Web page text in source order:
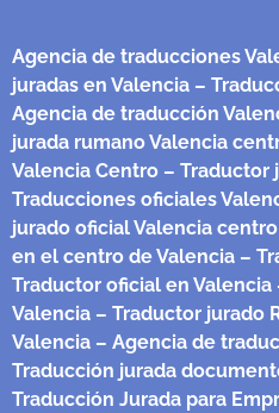
Agencia de traducciones
juradas en Valencia –
Agencia de traducción
jurada rumano Valencia
Valencia Centro – Traductor
Traducciones oficiales
jurado oficial Valencia centro
en el centro de Valencia –
Traductor oficial en Valencia
Valencia – Traductor jurado
Valencia – Agencia de
Traducción jurada
Traducción Jurada para